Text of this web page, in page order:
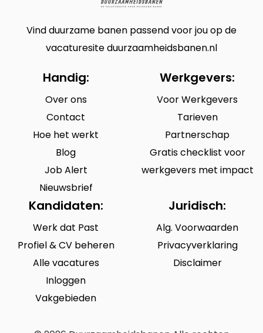
Vind duurzame banen passend voor jou op de
vacaturesite duurzaamheidsbanen.nl
Handig:
Over ons
Contact
Hoe het werkt
Blog
Job Alert
Nieuwsbrief
Werkgevers:
Voor Werkgevers
Tarieven
Partnerschap
Gratis checklist voor
werkgevers met impact
Kandidaten:
Werk dat Past
Profiel & CV beheren
Alle vacatures
Inloggen
Vakgebieden
Juridisch:
Alg. Voorwaarden
Privacyverklaring
Disclaimer